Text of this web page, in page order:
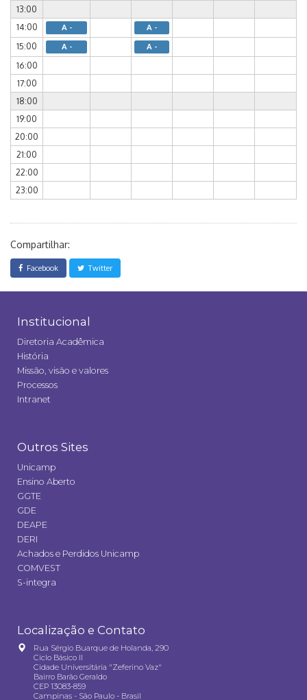
13:00
14:00
A - A -
15:00 A - A -
16:00
17:00
18:00
19:00
20:00
21:00
22:00
23:00
Compartilhar:
Facebook Twitter
Institucional
Diretoria Acadêmica
História
Missão, visão e valores
Processos
Intranet
Outros Sites
Unicamp
Ensino Aberto
GGTE
GDE
DEAPE
DERI
Achados e Perdidos Unicamp
COMVEST
S-integra
Localização e Contato
Rua Sérgio Buarque de Holanda, 290
Ciclo Básico II
Cidade Universitária "Zeferino Vaz"
Bairro Barão Geraldo
CEP 13083-859
Campinas - São Paulo - Brasil